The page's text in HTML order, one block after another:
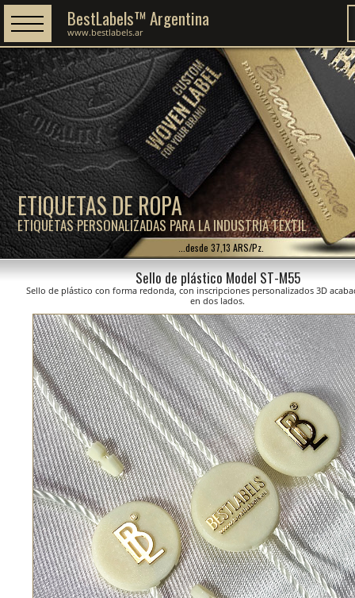
ETIQUETAS DE ROPA
ETIQUETAS PERSONALIZADAS PARA LA INDUSTRIA TEXTIL
BestLabels™ Argentina
www.bestlabels.ar
...desde 37,13 ARS/Pz.
Sello de plástico Model ST-M55
Sello de plástico con forma redonda, con inscripciones personalizados 3D
en dos lados.